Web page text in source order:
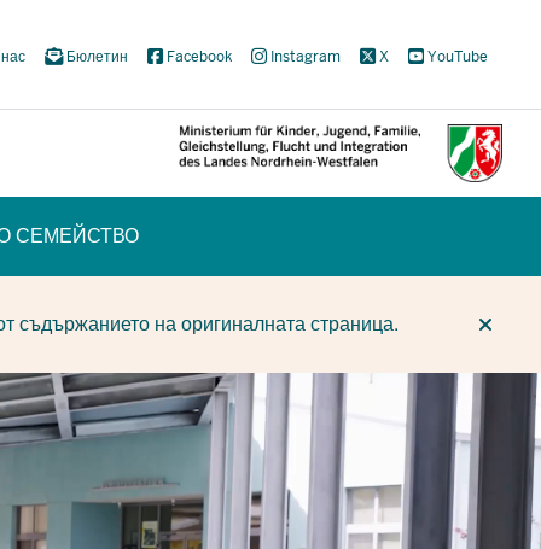
Бюлетин Facebook Instagram X YouTube
СЕМЕЙСТВО
съдържанието на оригиналната страница.